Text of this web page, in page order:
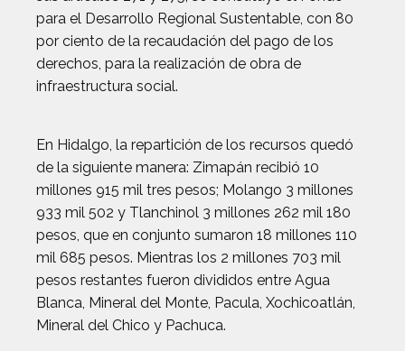
para el Desarrollo Regional Sustentable, con 80
por ciento de la recaudación del pago de los
derechos, para la realización de obra de
infraestructura social.
En Hidalgo, la repartición de los recursos quedó
de la siguiente manera: Zimapán recibió 10
millones 915 mil tres pesos; Molango 3 millones
933 mil 502 y Tlanchinol 3 millones 262 mil 180
pesos, que en conjunto sumaron 18 millones 110
mil 685 pesos. Mientras los 2 millones 703 mil
pesos restantes fueron divididos entre Agua
Blanca, Mineral del Monte, Pacula, Xochicoatlán,
Mineral del Chico y Pachuca.